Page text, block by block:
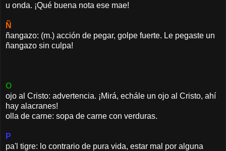
u onda. ¡Qué buena nota ese mae!
Ñ
ñangazo: (m.) acción de pegar, golpe fuerte. Le pegaste un
ñangazo sin culpa!
O
ojo al Cristo: advertencia. ¡Mirá, echále un ojo al Cristo, ahí
hay alacranes!
olla de carne: sopa de carne con verduras.
P
pa'l tigre: lo contrario de pura vida, estar mal por alguna